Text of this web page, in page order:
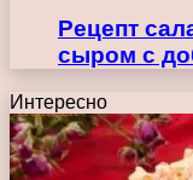
Рецепт
сыром с
Интересно